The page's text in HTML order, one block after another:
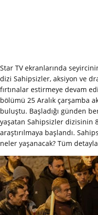
Star TV ekranlarında
dizi Sahipsizler, aksiyon ve
fırtınalar estirmeye devam
bölümü 25 Aralık çarşamba
buluştu. Başladığı günden
yaşatan Sahipsizler dizisinin
araştırılmaya başlandı.
neler yaşanacak? Tüm